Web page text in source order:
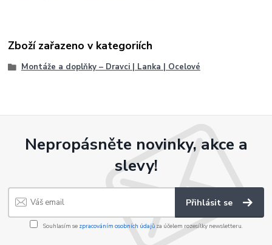
Zboží zařazeno v kategoriích
Montáže a doplňky – Dravci | Lanka | Ocelové
Nepropásněte novinky, akce a
slevy!
Přihlásit se
Souhlasím se zpracováním osobních údajůza účelem rozesílky newsletteru.